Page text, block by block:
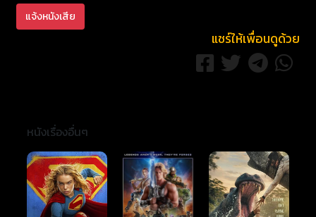
แจ้งหนังเสีย
แชร์ให้เพื่อนดูด้วย
หนังเรื่องอื่นๆ